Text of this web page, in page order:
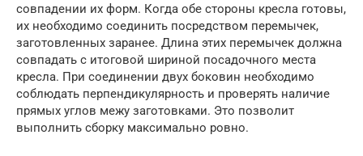
совпадении их форм. Когда обе стороны кресла готовы,
их необходимо соединить посредством перемычек,
заготовленных заранее. Длина этих перемычек должна
совпадать с итоговой шириной посадочного места
кресла. При соединении двух боковин необходимо
соблюдать перпендикулярность и проверять наличие
прямых углов межу заготовками. Это позволит
выполнить сборку максимально ровно.